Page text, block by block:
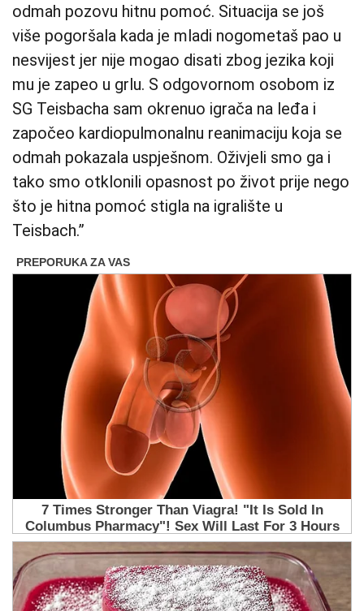
odmah pozovu hitnu pomoć. Situacija se još
više pogoršala kada je mladi nogometaš pao u
nesvijest jer nije mogao disati zbog jezika koji
mu je zapeo u grlu. S odgovornom osobom iz
SG Teisbacha sam okrenuo igrača na leđa i
započeo kardiopulmonalnu reanimaciju koja se
odmah pokazala uspješnom. Oživjeli smo ga i
tako smo otklonili opasnost po život prije nego
što je hitna pomoć stigla na igralište u
Teisbach.”